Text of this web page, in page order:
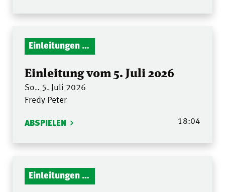
Einleitungen Gottesdienst
Einleitung vom 5. Juli 2026
So.. 5. Juli 2026
Fredy Peter
ABSPIELEN 18:04
Einleitungen Gottesdienst